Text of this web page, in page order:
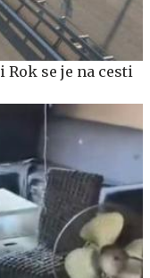
se je na cesti